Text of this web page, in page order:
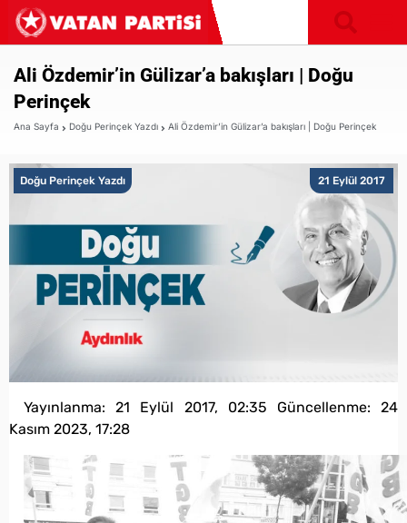
Ali Özdemir’in Gülizar’a bakışları | Doğu
Perinçek
Ana Sayfa Doğu Perinçek Yazdı Ali Özdemir’in Gülizar’a bakışları | Doğu Perinçek
21 Eylül 2017
Doğu Perinçek Yazdı
Yayınlanma: 21 Eylül 2017, 02:35 Güncellenme:
24
Kasım 2023, 17:28